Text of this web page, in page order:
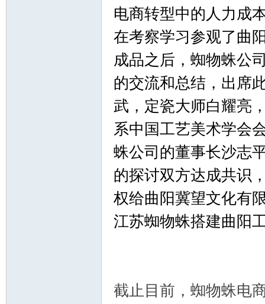
电商转型中的人力成
在考察学习参观了曲
成品之后，蜘物蛛公
的交流和总结，出席
武，定瓷大师白耀亮
系中国工艺美术学会
蛛公司的董事长沙志
的探讨双方达成共识
权给曲阳冀望文化有
江苏蜘物蛛搭建曲阳
截止目前，蜘物蛛电